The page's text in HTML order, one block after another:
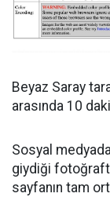
Beyaz Saray
arasında 10
Sosyal
giydiği
sayfanın tam